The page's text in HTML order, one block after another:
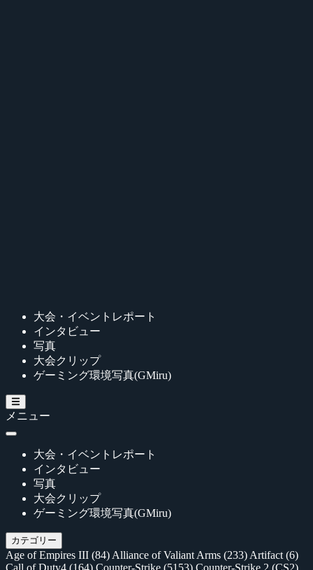
大会・イベントレポート
インタビュー
写真
大会クリップ
ゲーミング環境写真(GMiru)
メニュー
大会・イベントレポート
インタビュー
写真
大会クリップ
ゲーミング環境写真(GMiru)
カテゴリー
Age of Empires III (84) Alliance of Valiant Arms (233) Artifact (6)
Call of Duty4 (164) Counter-Strike (5153) Counter-Strike 2 (CS2)